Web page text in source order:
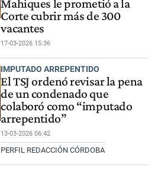
Mahiques le prometió a la
Corte cubrir más de 300
vacantes
17-03-2026 15:36
IMPUTADO ARREPENTIDO
El TSJ ordenó revisar la pena
de un condenado que
colaboró como “imputado
arrepentido”
13-03-2026 06:42
PERFIL REDACCIÓN CÓRDOBA